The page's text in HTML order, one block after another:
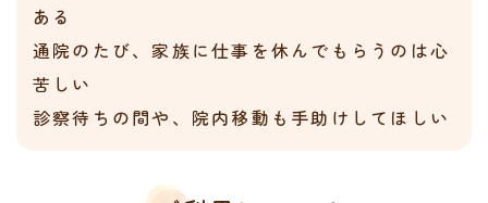
ある
通院のたび、家族に仕事を休んでもらうのは心
苦しい
診察待ちの間や、院内移動も手助けしてほしい